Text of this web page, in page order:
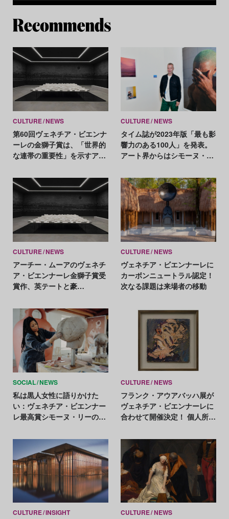
CULTURE NEWS
第60回ヴェネチア・ビエンナ
ーレの金獅子賞は、「世界的
な連帯の重要性」を示すアー
CULTURE NEWS
タイム誌が2023年版「最も影
響力のある100人」を発表。
アート界からはシモーヌ・リ
マンスらが選出
CULTURE NEWS
アーチー・ムーアのヴェネチ
ア・ビエンナーレ金獅子賞受
賞作、英テートと豪
CULTURE NEWS
ヴェネチア・ビエンナーレに
カーボンニュートラル認定！
次なる課題は来場者の移動
SOCIAL NEWS
私は黒人女性に語りかけた
い：ヴェネチア・ビエンナー
レ最高賞シモーヌ・リーの創
CULTURE NEWS
フランク・アウアバッハ展が
ヴェネチア・ビエンナーレに
合わせて開催決定！ 個人所有
CULTURE INSIGHT CULTURE NEWS